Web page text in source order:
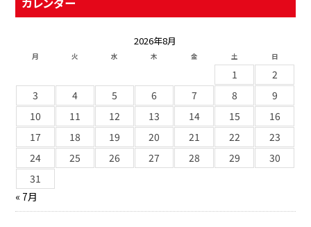
2026年8月
月 火 水 木 金 土 日
1
2
3
4 5 6 7 8
9
10
11 12 13 14 15
16
17
18 19 20 21 22
23
24
25 26 27 28 29
30
31
« 7月